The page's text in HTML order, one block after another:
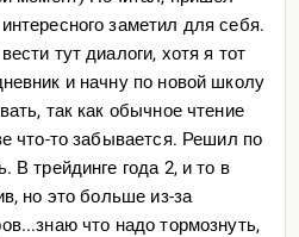
заметил для себя.
тут диалоги, хотя я тот
и начну по новой школу
так как обычное чтение
что-то забывается. Решил по
В трейдинге года 2, и то в
но это больше из-за
что надо тормознуть,